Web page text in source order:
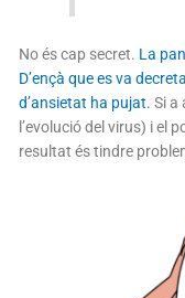
No és cap secret. La
D’ençà que es va
d’ansietat ha pujat. Si a
l’evolució del virus) i el
resultat és tindre